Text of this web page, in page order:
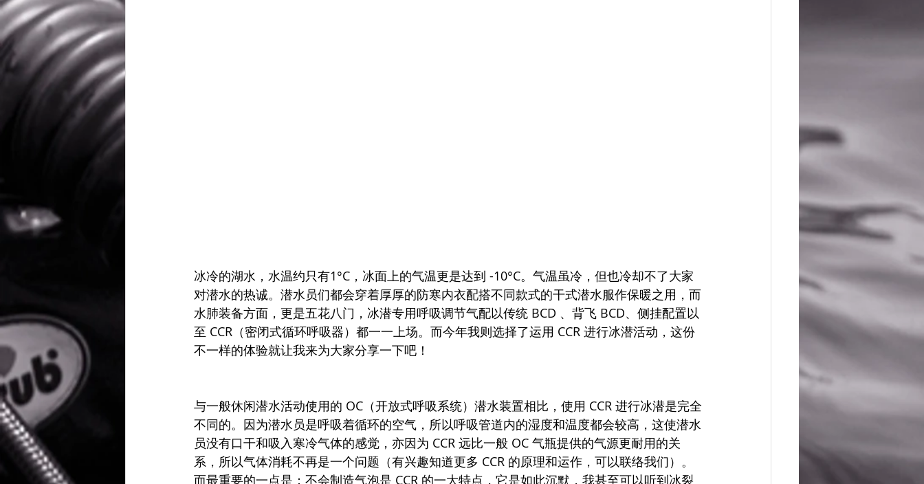
冰冷的湖水，水温约只有1°C，冰面上的气温更是达到 -10°C。气温虽冷，但也冷却不了大家
对潜水的热诚。潜水员们都会穿着厚厚的防寒内衣配搭不同款式的干式潜水服作保暖之用，而
水肺装备方面，更是五花八门，冰潜专用呼吸调节气配以传统 BCD 、背飞 BCD、侧挂配置以
至 CCR（密闭式循环呼吸器）都一一上场。而今年我则选择了运用 CCR 进行冰潜活动，这份
不一样的体验就让我来为大家分享一下吧！
与一般休闲潜水活动使用的 OC（开放式呼吸系统）潜水装置相比，使用 CCR 进行冰潜是完全
不同的。因为潜水员是呼吸着循环的空气，所以呼吸管道内的湿度和温度都会较高，这使潜水
员没有口干和吸入寒冷气体的感觉，亦因为 CCR 远比一般 OC 气瓶提供的气源更耐用的关
系，所以气体消耗不再是一个问题（有兴趣知道更多 CCR 的原理和运作，可以联络我们）。
而最重要的一点是：不会制造气泡是 CCR 的一大特点，它是如此沉默，我甚至可以听到冰裂